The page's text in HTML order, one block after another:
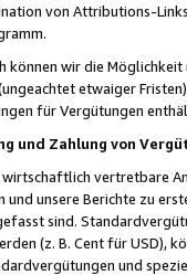
von Attributions-
können wir die
etwaiger
für Vergütungen
und Zahlung von
vertretbare
und unsere Berichte zu
sind.
(z. B. Cent für USD),
und